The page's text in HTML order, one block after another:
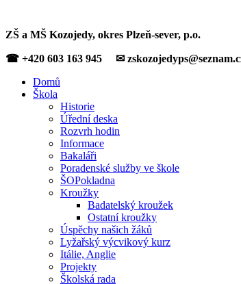
ZŠ a MŠ Kozojedy, okres Plzeň-sever, p.o.
☎ +420 603 163 945 ✉
Domů
Škola
Historie
Úřední deska
Rozvrh hodin
Informace
Bakaláři
Poradenské služby ve škole
ŠOPokladna
Kroužky
Badatelský kroužek
Ostatní kroužky
Úspěchy našich žáků
Lyžařský výcvikový kurz
Itálie, Anglie
Projekty
Školská rada